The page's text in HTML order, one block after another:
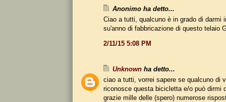
Anonimo ha detto...
Ciao a tutti, qualcuno è in grado di darmi
su'anno di fabbricazione di questo telaio
2/11/15 5:08 PM
Unknown ha detto...
ciao a tutti, vorrei sapere se qualcuno di
riconosce questa bicicletta e/o può dirmi
grazie mille delle (spero) numerose